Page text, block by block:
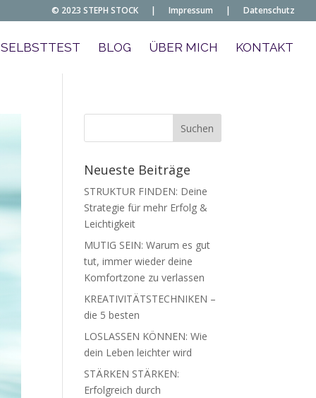
© 2023 STEPH STOCK | Impressum | Datenschutz
SELBSTTEST BLOG ÜBER MICH KONTAKT
Neueste Beiträge
STRUKTUR FINDEN: Deine
Strategie für mehr Erfolg &
Leichtigkeit
MUTIG SEIN: Warum es gut
tut, immer wieder deine
Komfortzone zu verlassen
KREATIVITÄTSTECHNIKEN –
die 5 besten
LOSLASSEN KÖNNEN: Wie
dein Leben leichter wird
STÄRKEN STÄRKEN:
Erfolgreich durch